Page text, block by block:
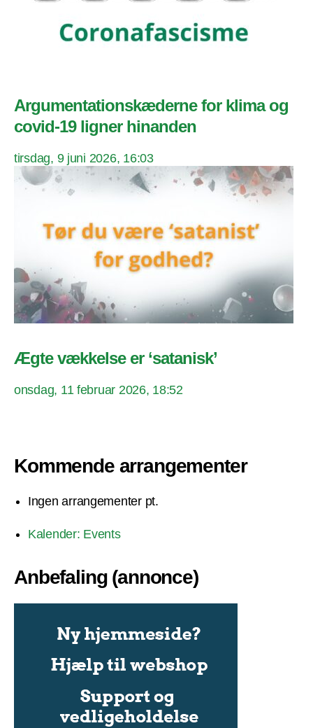
Argumentationskæderne for klima og
covid-19 ligner hinanden
tirsdag, 9 juni 2026, 16:03
Ægte vækkelse er ‘satanisk’
onsdag, 11 februar 2026, 18:52
Kommende arrangementer
Ingen arrangementer pt.
Kalender: Events
Anbefaling (annonce)